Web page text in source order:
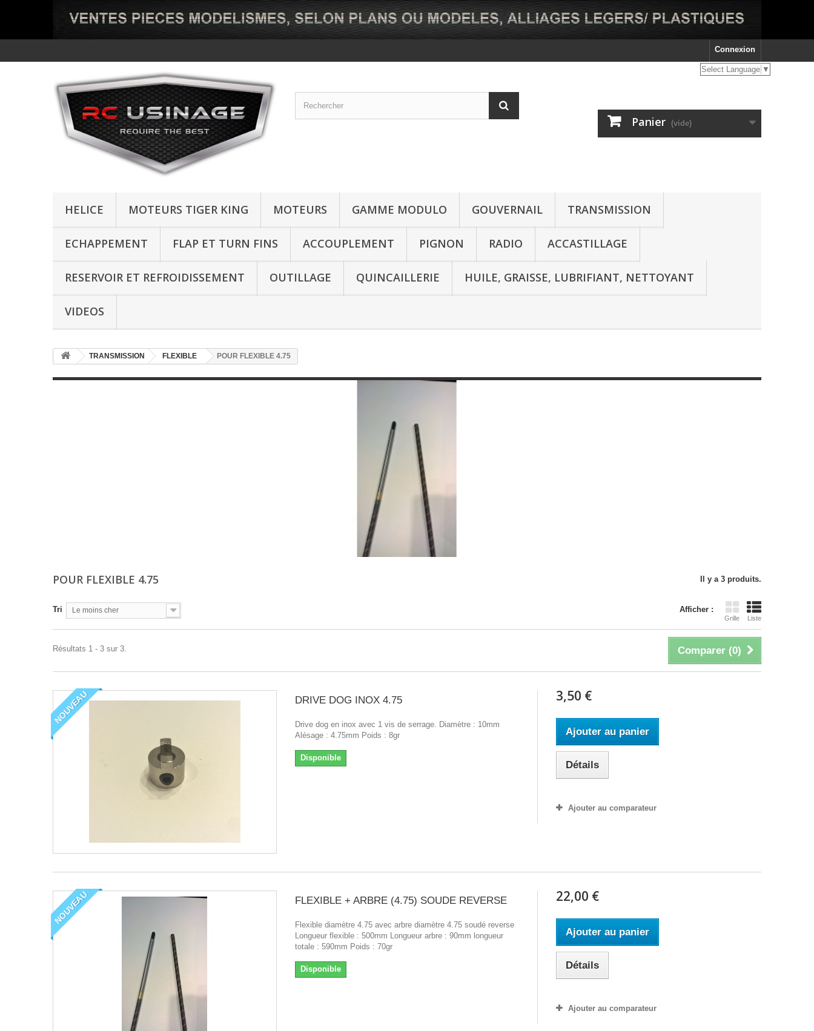
Connexion
Select Language ▼
Panier (vide)
HELICE MOTEURS TIGER KING MOTEURS GAMME MODULO GOUVERNAIL TRANSMISSION
ECHAPPEMENT FLAP ET TURN FINS ACCOUPLEMENT PIGNON RADIO ACCASTILLAGE
RESERVOIR ET REFROIDISSEMENT OUTILLAGE QUINCAILLERIE HUILE, GRAISSE, LUBRIFIANT, NETTOYANT
VIDEOS
TRANSMISSION FLEXIBLE POUR FLEXIBLE 4.75
POUR FLEXIBLE 4.75 Il y a 3 produits.
Afficher :
Grille Liste
Tri Le moins cher
Comparer (0)
Résultats 1 - 3 sur 3.
NOUVEAU DRIVE DOG INOX 4.75
Drive dog en inox avec 1 vis de serrage. Diamètre : 10mm
Alésage : 4.75mm Poids : 8gr
Disponible
3,50 €
Ajouter au panier
Détails
Ajouter au comparateur
NOUVEAU FLEXIBLE + ARBRE (4.75) SOUDE REVERSE
Flexible diamètre 4.75 avec arbre diamètre 4.75 soudé reverse
Longueur flexible : 500mm Longueur arbre : 90mm longueur
totale : 590mm Poids : 70gr
Disponible
22,00 €
Ajouter au panier
Détails
Ajouter au comparateur